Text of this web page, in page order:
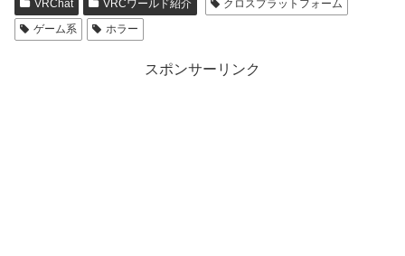
sk
y
VRChat VRCワールド紹介
クロスプラットフォーム
ゲーム系
ホラー
スポンサーリンク